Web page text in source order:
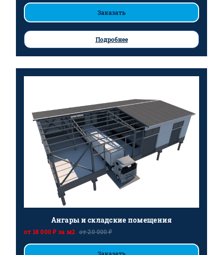
Заказать
Подробнее
Ангары и складские помещения
от 18 000 ₽ за м2 от 20 000 ₽